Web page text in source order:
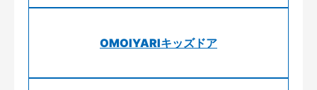
OMOIYARIキッズドア